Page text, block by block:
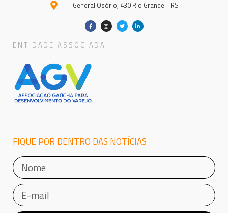
General Osório, 430 Rio Grande - RS
ENTIDADE ASSOCIADA
FIQUE POR DENTRO DAS NOTÍCIAS